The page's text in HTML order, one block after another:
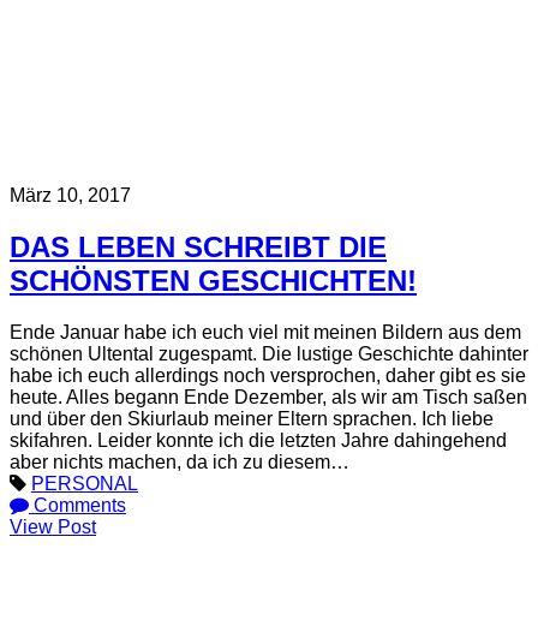
März 10, 2017
DAS LEBEN SCHREIBT DIE
SCHÖNSTEN GESCHICHTEN!
Ende Januar habe ich euch viel mit meinen Bildern aus dem
schönen Ultental zugespamt. Die lustige Geschichte dahinter
habe ich euch allerdings noch versprochen, daher gibt es sie
heute. Alles begann Ende Dezember, als wir am Tisch saßen
und über den Skiurlaub meiner Eltern sprachen. Ich liebe
skifahren. Leider konnte ich die letzten Jahre dahingehend
aber nichts machen, da ich zu diesem…
PERSONAL
Comments
View Post